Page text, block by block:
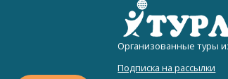
Организованные туры
Подписка на рассылки